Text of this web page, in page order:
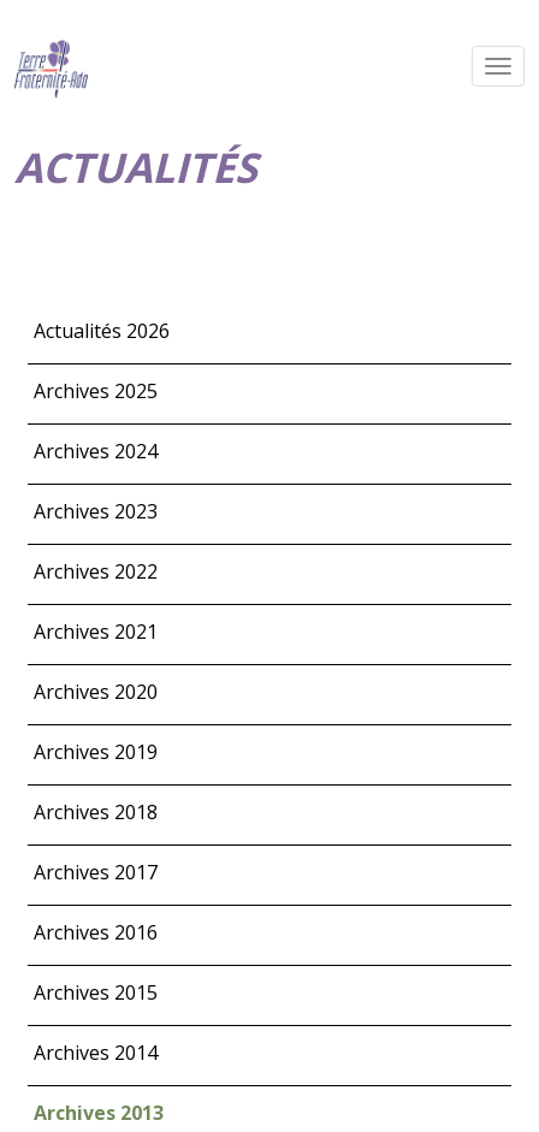
ACTUALITÉS
Actualités 2026
Archives 2025
Archives 2024
Archives 2023
Archives 2022
Archives 2021
Archives 2020
Archives 2019
Archives 2018
Archives 2017
Archives 2016
Archives 2015
Archives 2014
Archives 2013